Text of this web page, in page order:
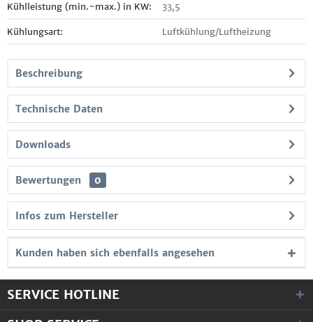
Kühlleistung (min.~max.) in KW: 33,5
Kühlungsart: Luftkühlung/Luftheizung
Beschreibung
Technische Daten
Downloads
Bewertungen 0
Infos zum Hersteller
Kunden haben sich ebenfalls angesehen
SERVICE HOTLINE